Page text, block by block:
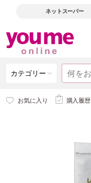
ネットスーパー
カテゴリー
お気に入り 購入履歴